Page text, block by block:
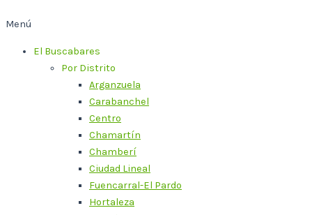
Menú
El Buscabares
Por Distrito
Arganzuela
Carabanchel
Centro
Chamartín
Chamberí
Ciudad Lineal
Fuencarral-El Pardo
Hortaleza